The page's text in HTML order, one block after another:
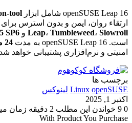
openSUSE Leap 16 شامل ابزار tool
ارتقاء روان، ایمن و بدون استرس
Leap، Tumbleweed، Slowroll و SP6
است. openSUSE Leap 16 به مدت
24 ماه
امنیتی و نرم‌افزاری پشتیبانی خواهد
برچسب ها
Linux openSUSE
لینوکس
اکتبر 1, 2025
0
خواندن این مطلب 2 دقیقه زمان میبرد
With Product You Purchase